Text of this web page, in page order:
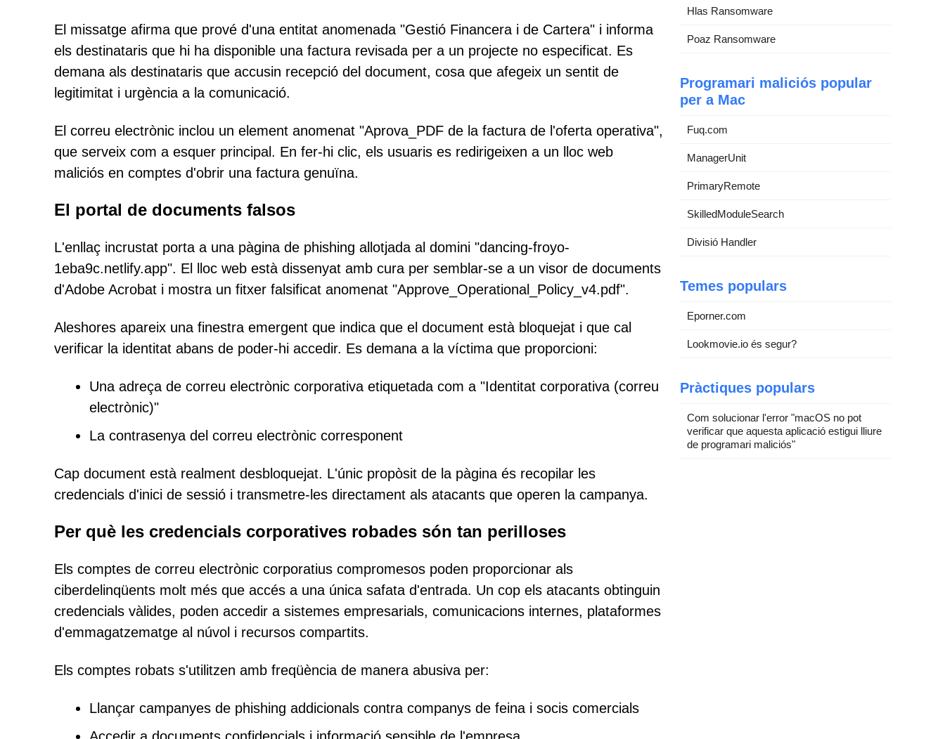
El missatge afirma que prové d'una entitat anomenada "Gestió Financera i de Cartera" i informa
els destinataris que hi ha disponible una factura revisada per a un projecte no especificat. Es
demana als destinataris que accusin recepció del document, cosa que afegeix un sentit de
legitimitat i urgència a la comunicació.
El correu electrònic inclou un element anomenat "Aprova_PDF de la factura de l'oferta operativa",
que serveix com a esquer principal. En fer-hi clic, els usuaris es redirigeixen a un lloc web
maliciós en comptes d'obrir una factura genuïna.
El portal de documents falsos
L'enllaç incrustat porta a una pàgina de phishing allotjada al domini "dancing-froyo-
1eba9c.netlify.app". El lloc web està dissenyat amb cura per semblar-se a un visor de documents
d'Adobe Acrobat i mostra un fitxer falsificat anomenat "Approve_Operational_Policy_v4.pdf".
Aleshores apareix una finestra emergent que indica que el document està bloquejat i que cal
verificar la identitat abans de poder-hi accedir. Es demana a la víctima que proporcioni:
Una adreça de correu electrònic corporativa etiquetada com a "Identitat corporativa (correu
electrònic)"
La contrasenya del correu electrònic corresponent
Cap document està realment desbloquejat. L'únic propòsit de la pàgina és recopilar les
credencials d'inici de sessió i transmetre-les directament als atacants que operen la campanya.
Per què les credencials corporatives robades són tan perilloses
Els comptes de correu electrònic corporatius compromesos poden proporcionar als
ciberdelinqüents molt més que accés a una única safata d'entrada. Un cop els atacants obtinguin
credencials vàlides, poden accedir a sistemes empresarials, comunicacions internes, plataformes
d'emmagatzematge al núvol i recursos compartits.
Els comptes robats s'utilitzen amb freqüència de manera abusiva per:
Llançar campanyes de phishing addicionals contra companys de feina i socis comercials
Hlas Ransomware
Poaz Ransomware
Programari maliciós popular
per a Mac
Fuq.com
ManagerUnit
PrimaryRemote
SkilledModuleSearch
Divisió Handler
Temes populars
Eporner.com
Lookmovie.io és segur?
Pràctiques populars
Com solucionar l'error "macOS no pot
verificar que aquesta aplicació estigui lliure
de programari maliciós"